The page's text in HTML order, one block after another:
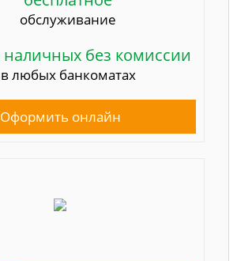
обслуживание
наличных без комиссии
в любых банкоматах
Оформить онлайн